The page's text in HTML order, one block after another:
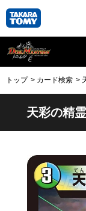
トップ カード検索
天彩の精